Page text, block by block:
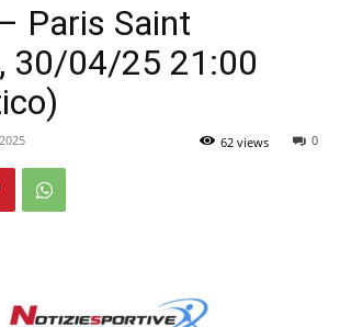
Paris Saint
30/04/25 21:00
0
62 views